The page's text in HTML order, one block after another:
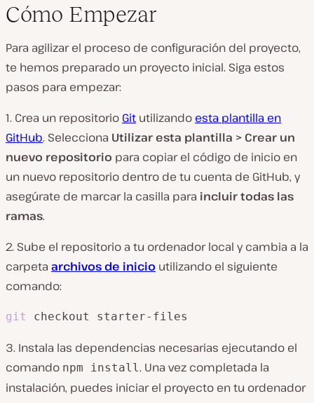
Cómo Empezar
Para agilizar el proceso de configuración del proyecto,
te hemos preparado un proyecto inicial. Siga estos
pasos para empezar:
1. Crea un repositorio Git utilizando esta plantilla en
GitHub. Selecciona Utilizar esta plantilla > Crear un
nuevo repositorio para copiar el código de inicio en
un nuevo repositorio dentro de tu cuenta de GitHub, y
asegúrate de marcar la casilla para incluir todas las
ramas.
2. Sube el repositorio a tu ordenador local y cambia a la
carpeta archivos de inicio utilizando el siguiente
comando:
git checkout starter-files
3. Instala las dependencias necesarias ejecutando el
comando npm install . Una vez completada la
instalación, puedes iniciar el proyecto en tu ordenador